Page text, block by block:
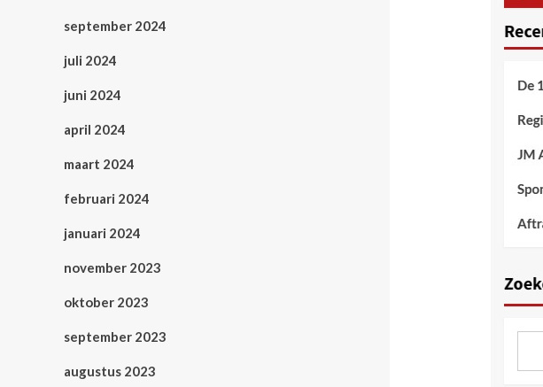
september 2024
juli 2024
juni 2024
april 2024
maart 2024
februari 2024
januari 2024
november 2023
oktober 2023
september 2023
augustus 2023